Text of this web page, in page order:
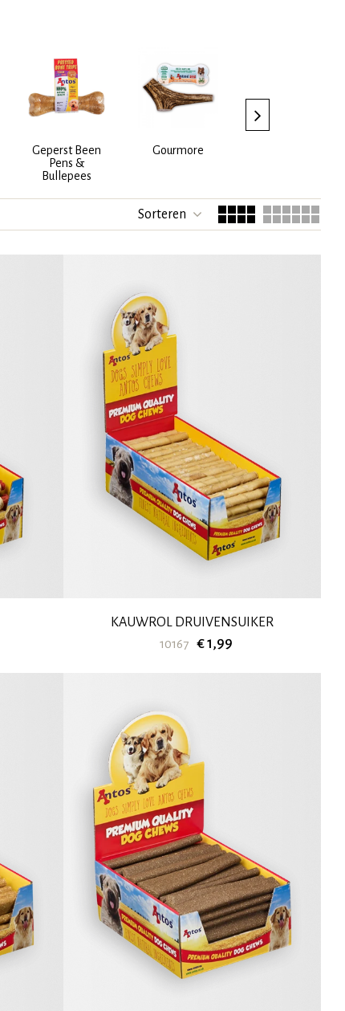
Geperst Been
Pens &
Bullepees
Gourmore
Sorteren
KAUWROL DRUIVENSUIKER
10167 € 1,99